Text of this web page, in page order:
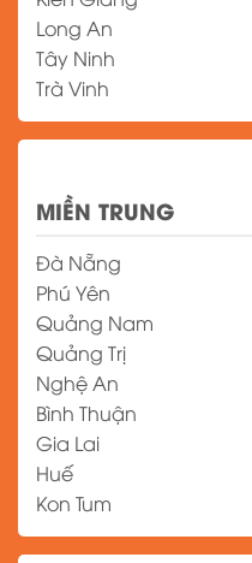
Long An
Tây Ninh
Trà Vinh
MIỀN TRUNG
Đà Nẵng
Phú Yên
Quảng Nam
Quảng Trị
Nghệ An
Bình Thuận
Gia Lai
Huế
Kon Tum